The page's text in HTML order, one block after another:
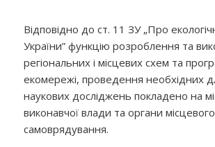
Відповідно до ст. 11 ЗУ „Про
України” функцію розроблення та
регіональних і місцевих схем та
екомережі, проведення необхідних
наукових досліджень покладено на
виконавчої влади та органи місцевого
самоврядування.